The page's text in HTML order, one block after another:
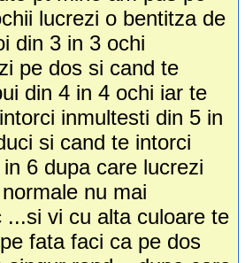
lucrezi o bentitza de
din 3 in 3 ochi
pe dos si cand te
din 4 in 4 ochi iar te
inmultesti din 5 in
si cand te intorci
6 dupa care lucrezi
nu mai
...si vi cu alta culoare te
fata faci ca pe dos